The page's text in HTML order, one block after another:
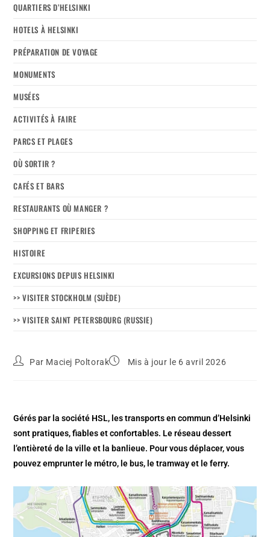
QUARTIERS D’HELSINKI
HOTELS À HELSINKI
PRÉPARATION DE VOYAGE
MONUMENTS
MUSÉES
ACTIVITÉS À FAIRE
PARCS ET PLAGES
OÙ SORTIR ?
CAFÉS ET BARS
RESTAURANTS OÙ MANGER ?
SHOPPING ET FRIPERIES
HISTOIRE
EXCURSIONS DEPUIS HELSINKI
>> VISITER STOCKHOLM (SUÈDE)
>> VISITER SAINT PETERSBOURG (RUSSIE)
Par Maciej Poltorak Mis à jour le 6 avril 2026
Gérés par la société HSL, les transports en commun d’Helsinki
sont pratiques, fiables et confortables. Le réseau dessert
l’entièreté de la ville et la banlieue. Pour vous déplacer, vous
pouvez emprunter le métro, le bus, le tramway et le ferry.